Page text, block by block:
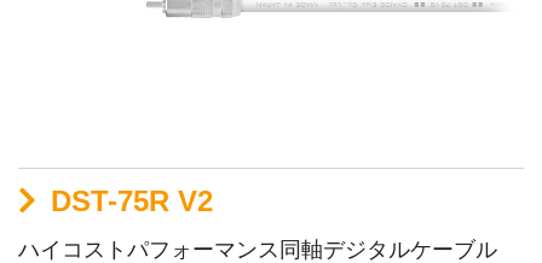
DST-75R V2
ハイコストパフォーマンス同軸デジタルケーブル